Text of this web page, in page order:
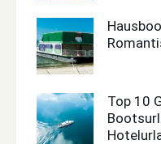
Top 10